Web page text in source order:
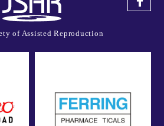
of Assisted Reproduction